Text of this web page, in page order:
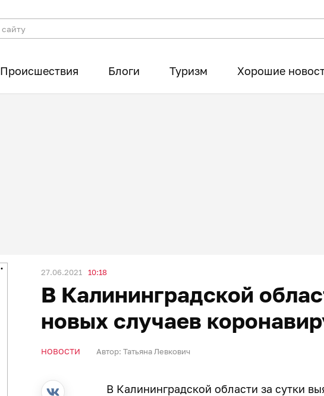
Происшествия Блоги Туризм Хорошие
27.06.2021 10:18
В Калининградской
новых случаев
НОВОСТИ Автор: Татьяна Левкович
В Калининградской области за сутки